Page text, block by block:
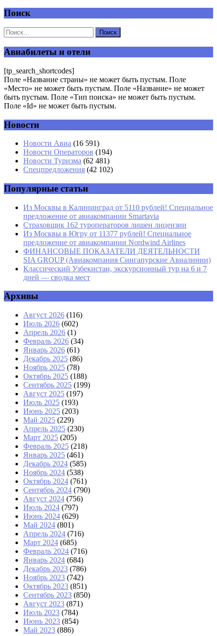
Добавить комментарий
Ваш адрес email не будет опубликован.
Имя *
Email*
Поиск
Авиабилеты и отели
[tp_search_shortcodes]
Поле «Название страны» не может быть пустым. Поле
«Место» не может быть пустым. Поле «Название» не может
быть пустым. Поле «Тип поиска» не может быть пустым.
Поле «Id» не может быть пустым.
Новости
Новости Авиа (16 591)
Новости Операторов (194)
Новости Туризма (62 481)
Спецпредложения (42 102)
Популярные статьи
Из Москвы в Калининград от 5110 рублей! Специальное
предложение от авиакомпании Smartavia
Страховщик 162 туроператоров лишен лицензии
Из Москвы в Югру от 11377 рублей! Специальное
предложение от авиакомпании Nordwind Airlines
ФИНАНСОВЫЕ ПОКАЗАТЕЛИ ДЕЯТЕЛЬНОСТИ
SIA GROUP (Авиакомпания Сингапурские Авиалинии)
Классический Узбекистан, экскурсионный тур на 6 и 7
дней — сводка мест
Архивы
Август 2026 (116)
Июль 2026 (602)
Апрель 2026 (1)
Февраль 2026 (34)
Январь 2026 (61)
Декабрь 2025 (86)
Ноябрь 2025 (78)
Октябрь 2025 (188)
Сентябрь 2025 (199)
Август 2025 (197)
Июль 2025 (193)
Июнь 2025 (203)
Май 2025 (229)
Апрель 2025 (230)
Март 2025 (205)
Февраль 2025 (218)
Январь 2025 (461)
Декабрь 2024 (585)
Ноябрь 2024 (538)
Октябрь 2024 (761)
Сентябрь 2024 (790)
Август 2024 (756)
Июль 2024 (797)
Июнь 2024 (629)
Май 2024 (801)
Апрель 2024 (716)
Март 2024 (685)
Февраль 2024 (716)
Январь 2024 (684)
Декабрь 2023 (786)
Ноябрь 2023 (742)
Октябрь 2023 (851)
Сентябрь 2023 (850)
Август 2023 (871)
Июль 2023 (784)
Июнь 2023 (854)
Май 2023 (886)